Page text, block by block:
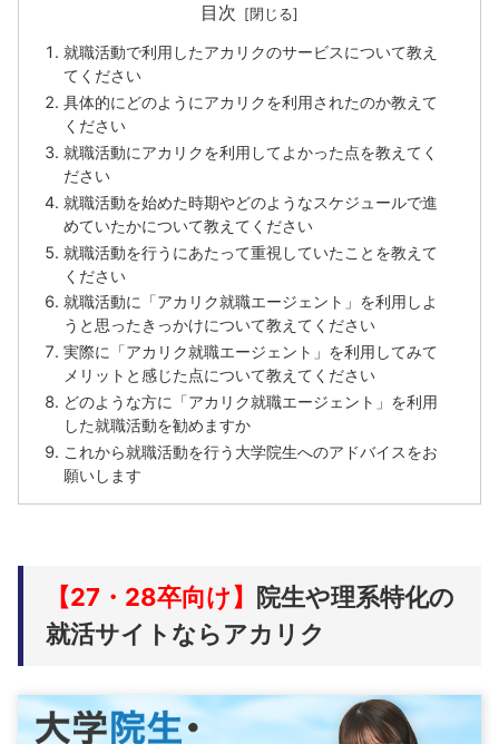
目次
就職活動で利用したアカリクのサービスについて教え
てください
具体的にどのようにアカリクを利用されたのか教えて
ください
就職活動にアカリクを利用してよかった点を教えてく
ださい
就職活動を始めた時期やどのようなスケジュールで進
めていたかについて教えてください
就職活動を行うにあたって重視していたことを教えて
ください
就職活動に「アカリク就職エージェント」を利用しよ
うと思ったきっかけについて教えてください
実際に「アカリク就職エージェント」を利用してみて
メリットと感じた点について教えてください
どのような方に「アカリク就職エージェント」を利用
した就職活動を勧めますか
これから就職活動を行う大学院生へのアドバイスをお
願いします
【27・28卒向け】
院生や理系特化の
就活サイトならアカリク